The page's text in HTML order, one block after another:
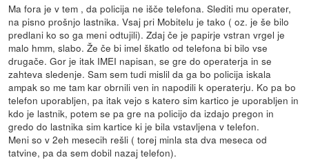
Ma fora je v tem , da policija ne išče telefona. Slediti mu operater,
na pisno prošnjo lastnika. Vsaj pri Mobitelu je tako ( oz. je še bilo
predlani ko so ga meni odtujili). Zdaj če je papirje vstran vrgel je
malo hmm, slabo. Že če bi imel škatlo od telefona bi bilo vse
drugače. Gor je itak IMEI napisan, se gre do operaterja in se
zahteva sledenje. Sam sem tudi mislil da ga bo policija iskala
ampak so me tam kar obrnili ven in napodili k operaterju. Ko pa bo
telefon uporabljen, pa itak vejo s katero sim kartico je uporabljen in
kdo je lastnik, potem se pa gre na policijo da izdajo pregon in
gredo do lastnika sim kartice ki je bila vstavljena v telefon.
Meni so v 2eh mesecih rešli ( torej minla sta dva meseca od
tatvine, pa da sem dobil nazaj telefon).